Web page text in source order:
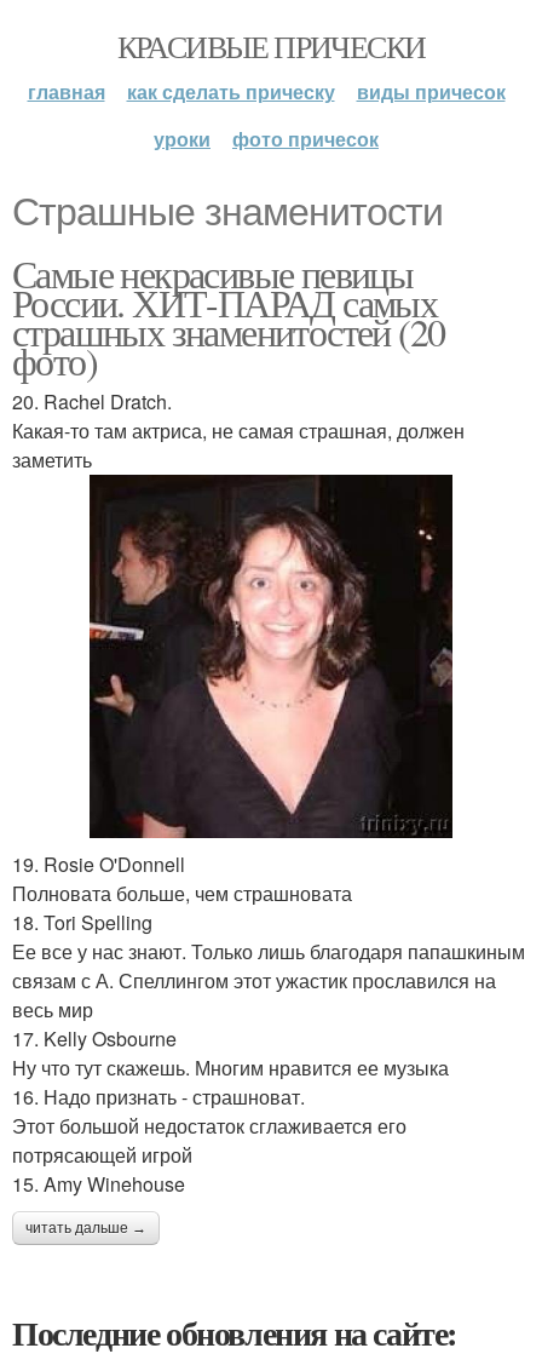
КРАСИВЫЕ ПРИЧЕСКИ
главная как сделать прическу
виды причесок
уроки
фото причесок
Страшные знаменитости
Самые некрасивые певицы
России. ХИТ-ПАРАД самых
страшных знаменитостей (20
фото)
20. Rachel Dratch.
Какая-то там актриса, не самая страшная, должен
заметить
19. Rosie O'Donnell
Полновата больше, чем страшновата
18. Tori Spelling
Ее все у нас знают. Только лишь благодаря папашкиным
связам с А. Спеллингом этот ужастик прославился на
весь мир
17. Kelly Osbourne
Ну что тут скажешь. Многим нравится ее музыка
16. Надо признать - страшноват.
Этот большой недостаток сглаживается его
потрясающей игрой
15. Amy Winehouse
читать дальше →
Последние обновления на сайте: